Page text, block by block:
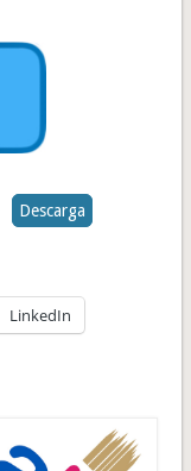
Descarga
LinkedIn